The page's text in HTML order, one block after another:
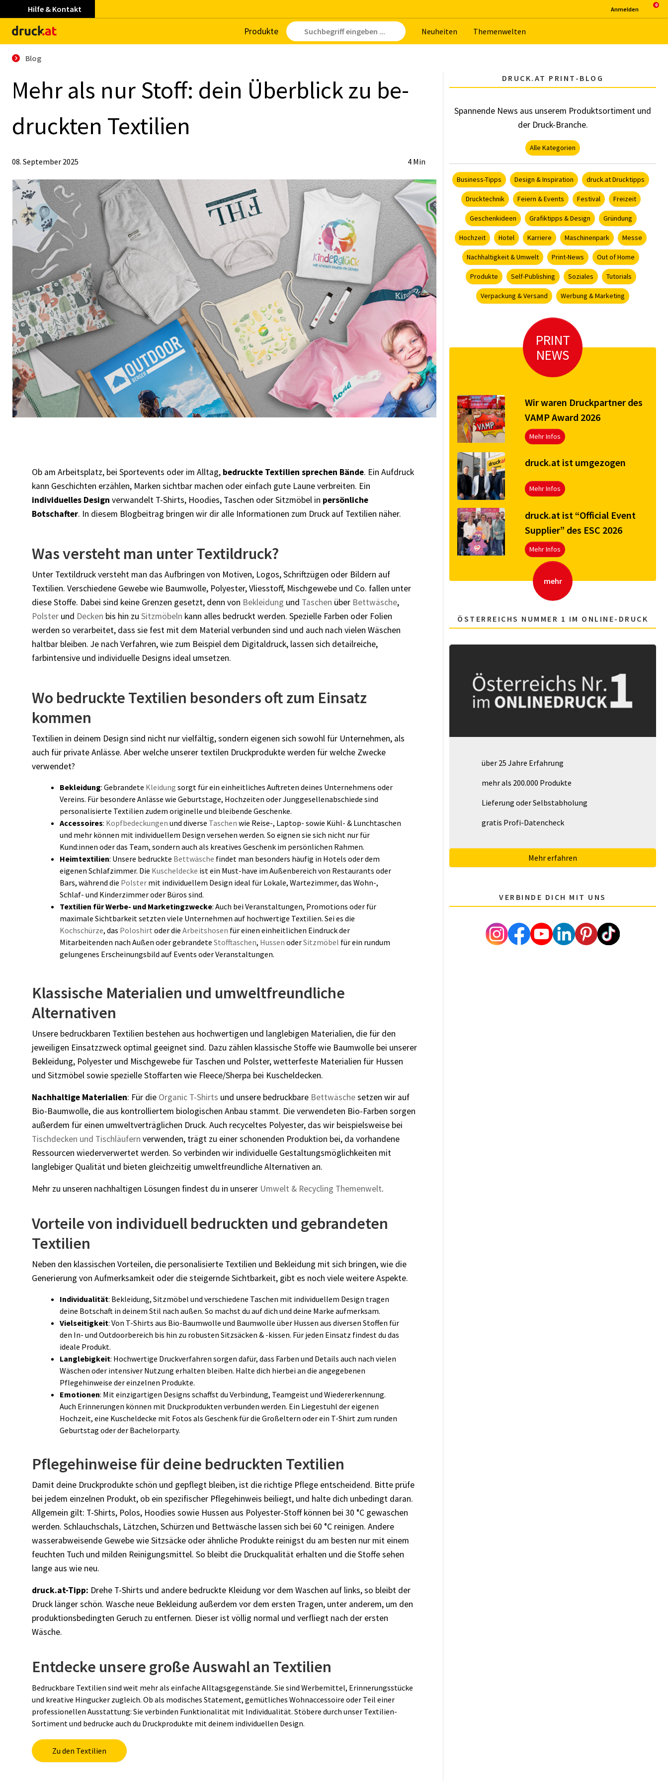
Hilfe & Kontakt
Pro­duk­te Neu­hei­ten The­men­wel­ten
An­mel­den
Blog
Mehr als nur Stoff: dein Über­blick zu be­
druck­ten Tex­ti­li­en
08. September 2025 4 Min
Ob am Arbeitsplatz, bei Sportevents oder im Alltag, bedruckte Textilien sprechen Bände. Ein Aufdruck
kann Geschichten erzählen, Marken sichtbar machen oder einfach gute Laune verbreiten. Ein
individuelles Design verwandelt T-Shirts, Hoodies, Taschen oder Sitzmöbel in persönliche
Botschafter. In diesem Blogbeitrag bringen wir dir alle Informationen zum Druck auf Textilien näher.
Was versteht man unter Textildruck?
Unter Textildruck versteht man das Aufbringen von Motiven, Logos, Schriftzügen oder Bildern auf
Textilien. Verschiedene Gewebe wie Baumwolle, Polyester, Vliesstoff, Mischgewebe und Co. fallen unter
diese Stoffe. Dabei sind keine Grenzen gesetzt, denn von Bekleidung und Taschen über Bettwäsche,
Polster und Decken bis hin zu Sitzmöbeln kann alles bedruckt werden. Spezielle Farben oder Folien
werden so verarbeitet, dass sie fest mit dem Material verbunden sind und auch nach vielen Wäschen
haltbar bleiben. Je nach Verfahren, wie zum Beispiel dem Digitaldruck, lassen sich detailreiche,
farbintensive und individuelle Designs ideal umsetzen.
Wo bedruckte Textilien besonders oft zum Einsatz
kommen
Textilien in deinem Design sind nicht nur vielfältig, sondern eigenen sich sowohl für Unternehmen, als
auch für private Anlässe. Aber welche unserer textilen Druckprodukte werden für welche Zwecke
verwendet?
Bekleidung: Gebrandete Kleidung sorgt für ein einheitliches Auftreten deines Unternehmens oder
Vereins. Für besondere Anlässe wie Geburtstage, Hochzeiten oder Junggesellenabschiede sind
personalisierte Textilien zudem originelle und bleibende Geschenke.
Accessoires: Kopfbedeckungen und diverse Taschen wie Reise-, Laptop- sowie Kühl- & Lunchtaschen
und mehr können mit individuellem Design versehen werden. So eignen sie sich nicht nur für
Kund:innen oder das Team, sondern auch als kreatives Geschenk im persönlichen Rahmen.
Heimtextilien: Unsere bedruckte Bettwäsche findet man besonders häufig in Hotels oder dem
eigenen Schlafzimmer. Die Kuscheldecke ist ein Must-have im Außenbereich von Restaurants oder
Bars, während die Polster mit individuellem Design ideal für Lokale, Wartezimmer, das Wohn-,
Schlaf- und Kinderzimmer oder Büros sind.
Textilien für Werbe- und Marketingzwecke: Auch bei Veranstaltungen, Promotions oder für
maximale Sichtbarkeit setzten viele Unternehmen auf hochwertige Textilien. Sei es die
Kochschürze, das Poloshirt oder die Arbeitshosen für einen einheitlichen Eindruck der
Mitarbeitenden nach Außen oder gebrandete Stofftaschen, Hussen oderSitzmöbel für ein rundum
gelungenes Erscheinungsbild auf Events oder Veranstaltungen.
Klassische Materialien und umweltfreundliche
Alternativen
Unsere bedruckbaren Textilien bestehen aus hochwertigen und langlebigen Materialien, die für den
jeweiligen Einsatzzweck optimal geeignet sind. Dazu zählen klassische Stoffe wie Baumwolle bei unserer
Bekleidung, Polyester und Mischgewebe für Taschen und Polster, wetterfeste Materialien für Hussen
und Sitzmöbel sowie spezielle Stoffarten wie Fleece/Sherpa bei Kuscheldecken.
Nachhaltige Materialien: Für die Organic T-Shirts und unsere bedruckbare Bettwäschesetzen wir auf
Bio-Baumwolle, die aus kontrolliertem biologischen Anbau stammt. Die verwendeten Bio-Farben sorgen
außerdem für einen umweltverträglichen Druck. Auch recyceltes Polyester, das wir beispielsweise bei
Tischdecken und Tischläufern verwenden, trägt zu einer schonenden Produktion bei, da vorhandene
Ressourcen wiederverwertet werden. So verbinden wir individuelle Gestaltungsmöglichkeiten mit
langlebiger Qualität und bieten gleichzeitig umweltfreundliche Alternativen an.
Mehr zu unseren nachhaltigen Lösungen findest du in unserer Umwelt & Recycling Themenwelt.
Vorteile von individuell bedruckten und gebrandeten
Textilien
Neben den klassischen Vorteilen, die personalisierte Textilien und Bekleidung mit sich bringen, wie die
Generierung von Aufmerksamkeit oder die steigernde Sichtbarkeit, gibt es noch viele weitere Aspekte.
Individualität: Bekleidung, Sitzmöbel und verschiedene Taschen mit individuellem Design tragen
deine Botschaft in deinem Stil nach außen. So machst du auf dich und deine Marke aufmerksam.
Vielseitigkeit: Von T-Shirts aus Bio-Baumwolle und Baumwolle über Hussen aus diversen Stoffen für
den In- und Outdoorbereich bis hin zu robusten Sitzsäcken & -kissen. Für jeden Einsatz findest du das
ideale Produkt.
Langlebigkeit: Hochwertige Druckverfahren sorgen dafür, dass Farben und Details auch nach vielen
Wäschen oder intensiver Nutzung erhalten bleiben. Halte dich hierbei an die angegebenen
Pflegehinweise der einzelnen Produkte.
Emotionen: Mit einzigartigen Designs schaffst du Verbindung, Teamgeist und Wiedererkennung.
Auch Erinnerungen können mit Druckprodukten verbunden werden. Ein Liegestuhl der eigenen
Hochzeit, eine Kuscheldecke mit Fotos als Geschenk für die Großeltern oder ein T-Shirt zum runden
Geburtstag oder der Bachelorparty.
Pflegehinweise für deine bedruckten Textilien
Damit deine Druckprodukte schön und gepflegt bleiben, ist die richtige Pflege entscheidend. Bitte prüfe
bei jedem einzelnen Produkt, ob ein spezifischer Pflegehinweis beiliegt, und halte dich unbedingt daran.
Allgemein gilt: T-Shirts, Polos, Hoodies sowie Hussen aus Polyester-Stoff können bei 30 °C gewaschen
werden. Schlauchschals, Lätzchen, Schürzen und Bettwäsche lassen sich bei 60 °C reinigen. Andere
wasserabweisende Gewebe wie Sitzsäcke oder ähnliche Produkte reinigst du am besten nur mit einem
feuchten Tuch und milden Reinigungsmittel. So bleibt die Druckqualität erhalten und die Stoffe sehen
lange aus wie neu.
druck.at-Tipp: Drehe T-Shirts und andere bedruckte Kleidung vor dem Waschen auf links, so bleibt der
Druck länger schön. Wasche neue Bekleidung außerdem vor dem ersten Tragen, unter anderem, um den
produktionsbedingten Geruch zu entfernen. Dieser ist völlig normal und verfliegt nach der ersten
Wäsche.
Entdecke unsere große Auswahl an Textilien
Bedruckbare Textilien sind weit mehr als einfache Alltagsgegenstände. Sie sind Werbemittel, Erinnerungsstücke
und kreative Hingucker zugleich. Ob als modisches Statement, gemütliches Wohnaccessoire oder Teil einer
professionellen Ausstattung: Sie verbinden Funktionalität mit Individualität. Stöbere durch unser Textilien-
Sortiment und bedrucke auch du Druckprodukte mit deinem individuellen Design.
Zu den Textilien
DRUCK.AT PRINT-BLOG
Spannende News aus unserem Produktsortiment und
der Druck-Branche.
Alle Kategorien
Business-Tipps Design & Inspiration druck.at Drucktipps
Drucktechnik Feiern & Events Festival Freizeit
Geschenkideen Grafiktipps & Design Gründung
Hochzeit Hotel Karriere Maschinenpark Messe
Nachhaltigkeit & Umwelt Print-News Out of Home
Produkte Self-Publishing Soziales Tutorials
Verpackung & Versand Werbung & Marketing
PRINT
NEWS
Wir waren Druckpartner des
VAMP Award 2026
Mehr Infos
druck.at ist umgezogen
Mehr Infos
druck.at ist “Official Event
Supplier” des ESC 2026
Mehr Infos
mehr
ÖSTERREICHS NUMMER 1 IM ONLINE-DRUCK
über 25 Jahre Erfahrung
mehr als 200.000 Produkte
Lieferung oder Selbstabholung
gratis Profi-Datencheck
Mehr erfahren
VERBINDE DICH MIT UNS